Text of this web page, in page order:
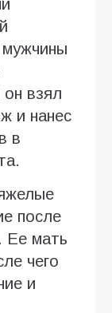
мужчины
взял
и нанес
в
после
Ее мать
чего
и